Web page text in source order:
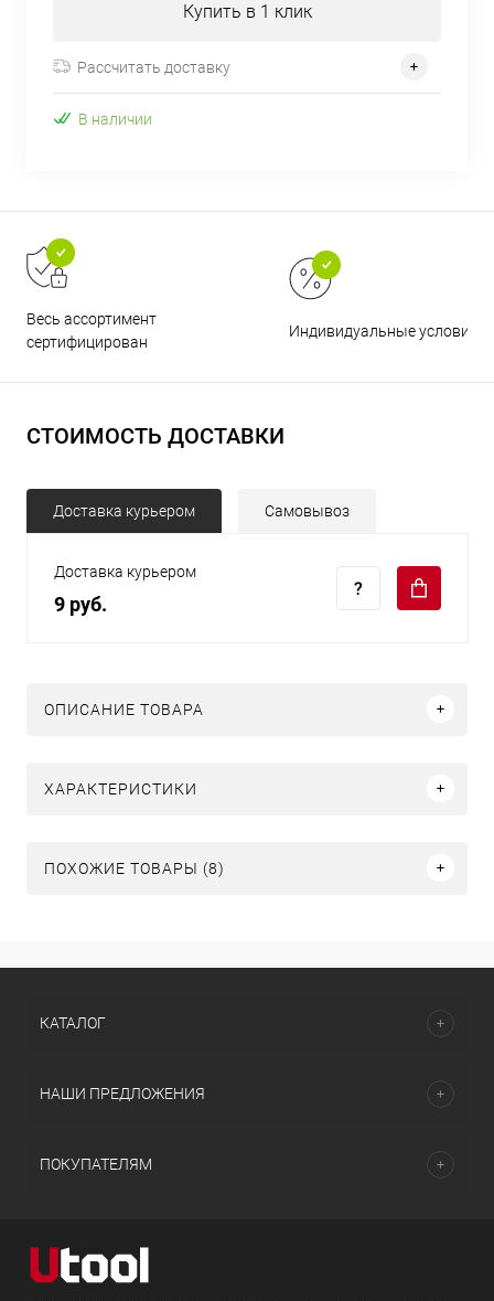
Купить в 1 клик
Рассчитать доставку
В наличии
Весь ассортимент
сертифицирован
Индивидуальные условия
СТОИМОСТЬ ДОСТАВКИ
Доставка курьером Самовывоз
Доставка курьером
9 руб.
ОПИСАНИЕ ТОВАРА
ХАРАКТЕРИСТИКИ
ПОХОЖИЕ ТОВАРЫ (8)
КАТАЛОГ
НАШИ ПРЕДЛОЖЕНИЯ
ПОКУПАТЕЛЯМ